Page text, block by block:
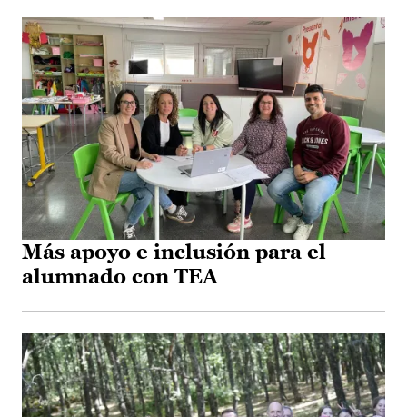
Más apoyo e inclusión para el
alumnado con TEA